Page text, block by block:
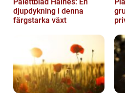
djupdykning i denna
färgstarka växt